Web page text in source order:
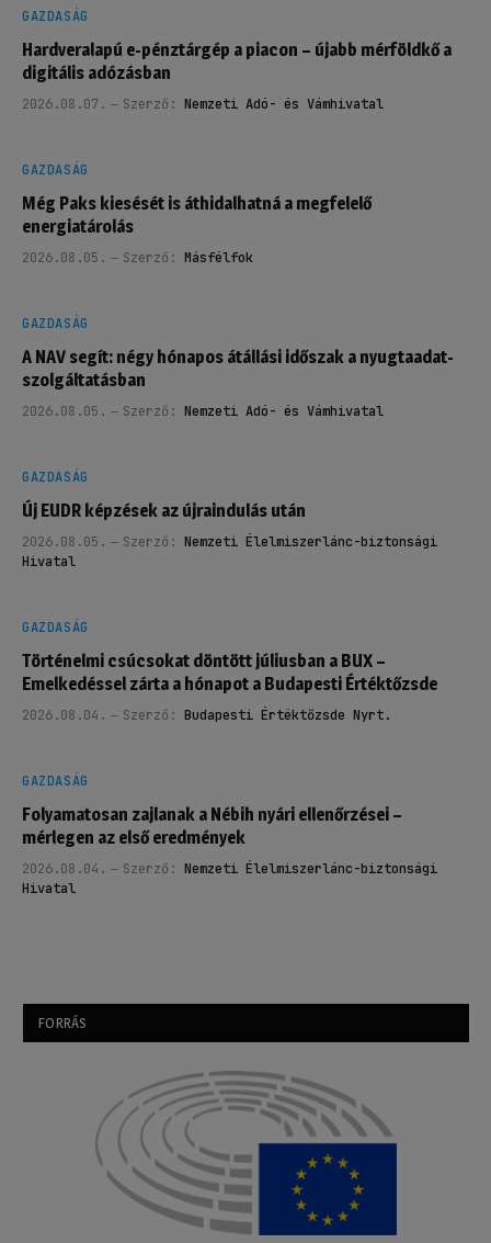
GAZDASÁG
Hardveralapú e-pénztárgép a piacon – újabb mérföldkő a
digitális adózásban
2026.08.07. Szerző: Nemzeti Adó- és Vámhivatal
GAZDASÁG
Még Paks kiesését is áthidalhatná a megfelelő
energiatárolás
2026.08.05. Szerző: Másfélfok
GAZDASÁG
A NAV segít: négy hónapos átállási időszak a nyugtaadat-
szolgáltatásban
2026.08.05. Szerző: Nemzeti Adó- és Vámhivatal
GAZDASÁG
Új EUDR képzések az újraindulás után
2026.08.05. Szerző: Nemzeti Élelmiszerlánc-biztonsági
Hivatal
GAZDASÁG
Történelmi csúcsokat döntött júliusban a BUX –
Emelkedéssel zárta a hónapot a Budapesti Értéktőzsde
2026.08.04. Szerző: Budapesti Értéktőzsde Nyrt.
GAZDASÁG
Folyamatosan zajlanak a Nébih nyári ellenőrzései –
mérlegen az első eredmények
2026.08.04. Szerző: Nemzeti Élelmiszerlánc-biztonsági
Hivatal
FORRÁS